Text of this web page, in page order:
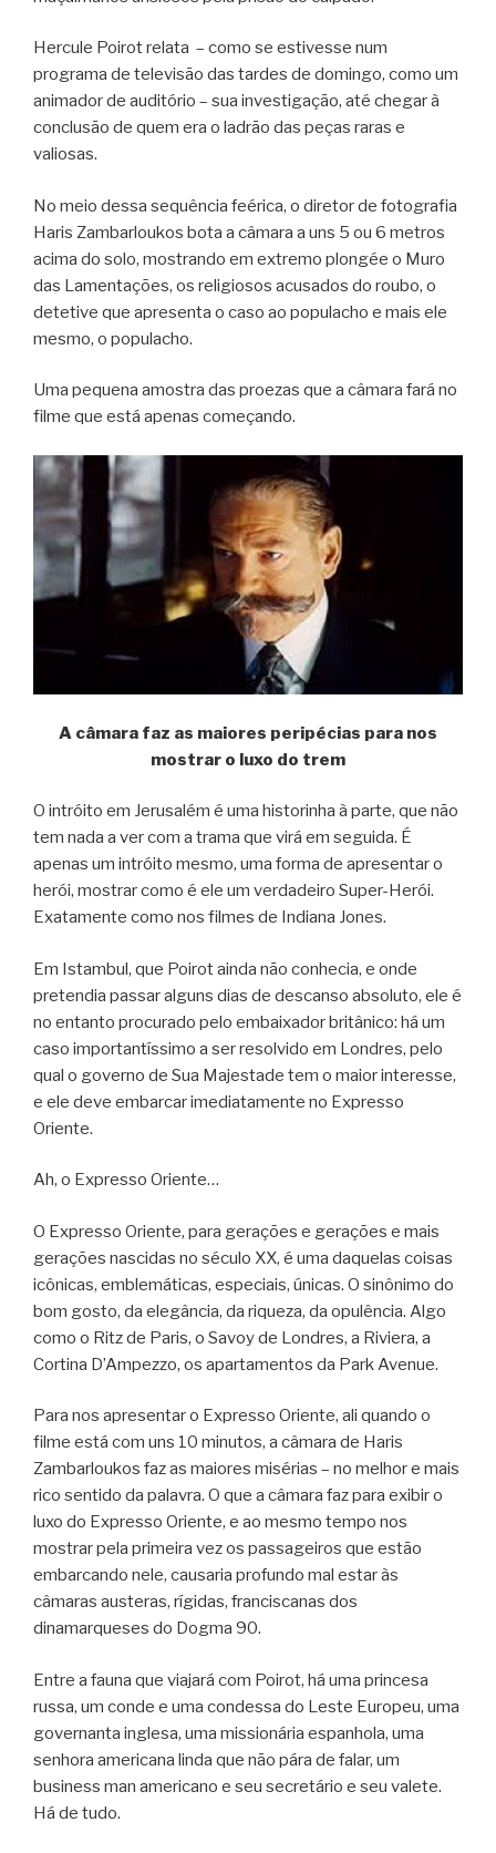
Hercule Poirot relata – como se estivesse num
programa de televisão das tardes de domingo, como um
animador de auditório – sua investigação, até chegar à
conclusão de quem era o ladrão das peças raras e
valiosas.
No meio dessa sequência feérica, o diretor de fotografia
Haris Zambarloukos bota a câmara a uns 5 ou 6 metros
acima do solo, mostrando em extremo plongée o Muro
das Lamentações, os religiosos acusados do roubo, o
detetive que apresenta o caso ao populacho e mais ele
mesmo, o populacho.
Uma pequena amostra das proezas que a câmara fará no
filme que está apenas começando.
A câmara faz as maiores peripécias para nos
mostrar o luxo do trem
O intróito em Jerusalém é uma historinha à parte, que não
tem nada a ver com a trama que virá em seguida. É
apenas um intróito mesmo, uma forma de apresentar o
herói, mostrar como é ele um verdadeiro Super-Herói.
Exatamente como nos filmes de Indiana Jones.
Em Istambul, que Poirot ainda não conhecia, e onde
pretendia passar alguns dias de descanso absoluto, ele é
no entanto procurado pelo embaixador britânico: há um
caso importantíssimo a ser resolvido em Londres, pelo
qual o governo de Sua Majestade tem o maior interesse,
e ele deve embarcar imediatamente no Expresso
Oriente.
Ah, o Expresso Oriente…
O Expresso Oriente, para gerações e gerações e mais
gerações nascidas no século XX, é uma daquelas coisas
icônicas, emblemáticas, especiais, únicas. O sinônimo do
bom gosto, da elegância, da riqueza, da opulência. Algo
como o Ritz de Paris, o Savoy de Londres, a Riviera, a
Cortina D’Ampezzo, os apartamentos da Park Avenue.
Para nos apresentar o Expresso Oriente, ali quando o
filme está com uns 10 minutos, a câmara de Haris
Zambarloukos faz as maiores misérias – no melhor e mais
rico sentido da palavra. O que a câmara faz para exibir o
luxo do Expresso Oriente, e ao mesmo tempo nos
mostrar pela primeira vez os passageiros que estão
embarcando nele, causaria profundo mal estar às
câmaras austeras, rígidas, franciscanas dos
dinamarqueses do Dogma 90.
Entre a fauna que viajará com Poirot, há uma princesa
russa, um conde e uma condessa do Leste Europeu, uma
governanta inglesa, uma missionária espanhola, uma
senhora americana linda que não pára de falar, um
business man americano e seu secretário e seu valete.
Há de tudo.